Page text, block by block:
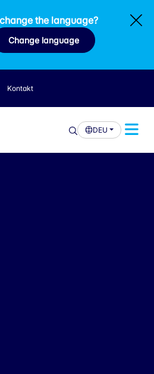
the language?
Change language
Kontakt
DEU